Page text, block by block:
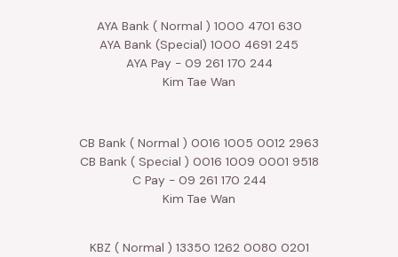
AYA Bank ( Normal ) 1000 4701 630
AYA Bank (Special) 1000 4691 245
AYA Pay - 09 261 170 244
Kim Tae Wan
CB Bank ( Normal ) 0016 1005 0012 2963
CB Bank ( Special ) 0016 1009 0001 9518
C Pay - 09 261 170 244
Kim Tae Wan
KBZ ( Normal ) 13350 1262 0080 0201